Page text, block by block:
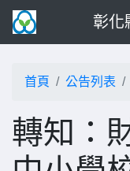
彰化
首頁 公告列表
轉知：